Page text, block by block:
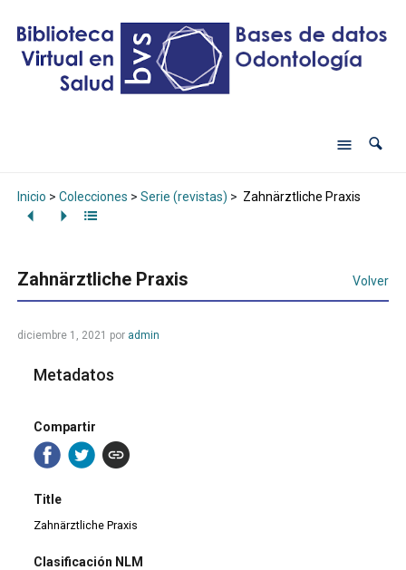
Inicio > Colecciones > Serie (revistas) > Zahnärztliche Praxis
Zahnärztliche Praxis Volver
diciembre 1, 2021 por admin
Metadatos
Compartir
Title
Zahnärztliche Praxis
Clasificación NLM